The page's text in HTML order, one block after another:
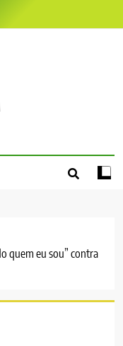
quem eu sou” contra